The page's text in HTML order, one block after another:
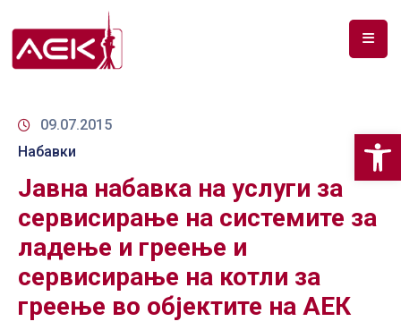
ЗА
ДОКУМЕНТИ
РФ
СПЕКТАР
ТЕЛЕКОМУНИКАЦИИ
АНАЛИЗА
09.07.2015
Набавки
Јавна набавка на услуги за
сервисирање на системите за
ладење и греење и
сервисирање на котли за
греење во објектите на АЕК